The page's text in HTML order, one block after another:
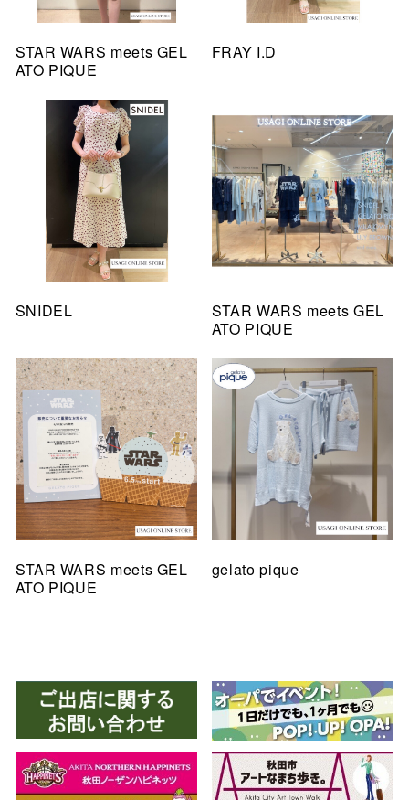
STAR WARS meets GEL
ATO PIQUE
FRAY I.D
SNIDEL
STAR WARS meets GEL
ATO PIQUE
STAR WARS meets GEL
ATO PIQUE
gelato pique